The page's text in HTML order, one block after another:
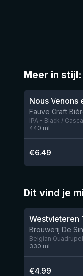
Meer in
Nous Venons
Fauve Craft
IPA - Black /
440 ml
€6.49
Dit vind je
★4.46
Westvleteren
Belgian Quadrupel
330 ml
€4.99